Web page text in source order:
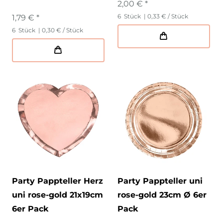
1,79 € *
6 Stück | 0,30 € / Stück
2,00 € *
6 Stück | 0,33 € / Stück
Party Pappteller Herz
uni rose-gold 21x19cm
6er Pack
Party Pappteller uni
rose-gold 23cm Ø 6er
Pack